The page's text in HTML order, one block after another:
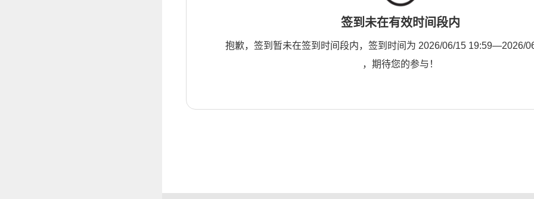
签到未在有效时间段内
抱歉，签到暂未在签到时间段内，签到时间为 2026/06/15 19:59—2026/
，期待您的参与！